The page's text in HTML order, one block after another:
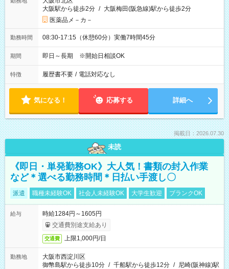
大阪駅から徒歩2分 / 大阪梅田(阪急線)駅から徒歩2分
医薬品メ－カ－
勤務時間 08:30-17:15（休憩60分）実働7時間45分
期間 即日～長期 ※開始日相談OK
特徴 履歴書不要 / 電話対応なし
気になる！ 応募する 詳細へ
掲載日：2026.07.30
未読
《即日・単発勤務OK》大人気！書類の封入作業
など＊選べる勤務時間＊日払い手渡し〇
派遣 職種未経験OK 社会人未経験OK 大学生歓迎 ブランクOK
給与
時給1284円～1605円
交通費別途支給あり
交通費 上限1,000円/日
勤務地
大阪市西淀川区
御幣島駅から徒歩10分 / 千船駅から徒歩12分 / 尼崎(阪神線)駅